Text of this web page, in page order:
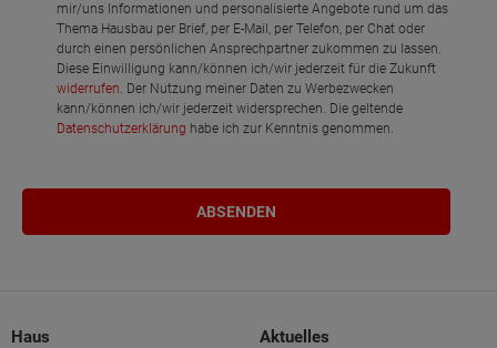
Schlafen
Netto-Raumfläche
mir/uns Informationen und personalisierte Angebote rund um das
Thema Hausbau per Brief, per E-Mail, per Telefon, per Chat oder
durch einen persönlichen Ansprechpartner zukommen zu lassen.
Diese Einwilligung kann/können ich/wir jederzeit für die Zukunft
widerrufen. Der Nutzung meiner Daten zu Werbezwecken
kann/können ich/wir jederzeit widersprechen. Die geltende
Datenschutzerklärung habe ich zur Kenntnis genommen.
Haus Aktuelles